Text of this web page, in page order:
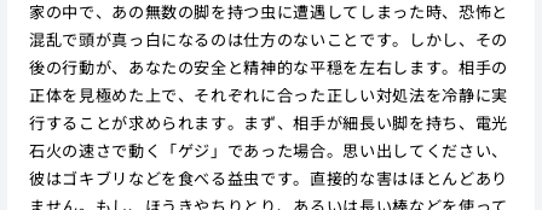
家の中で、あの無数の脚を持つ虫に遭遇してしまった時、恐怖と
混乱で頭が真っ白になるのは仕方のないことです。しかし、その
後の行動が、あなたの安全と精神的な平穏を左右します。相手の
正体を見極めた上で、それぞれに合った正しい対処法を冷静に実
行することが求められます。まず、相手が細長い脚を持ち、電光
石火の速さで動く「ゲジ」であった場合。思い出してください、
彼はゴキブリなどを食べる益虫です。直接的な害はほとんどあり